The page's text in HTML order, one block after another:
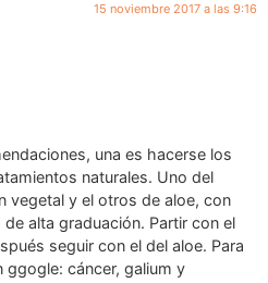
15 noviembre 2017 a las 9:16
una es hacerse los
naturales. Uno del
vegetal y el otros de aloe, con
alta graduación. Partir con el
seguir con el del aloe. Para
ggogle: cáncer, galium y